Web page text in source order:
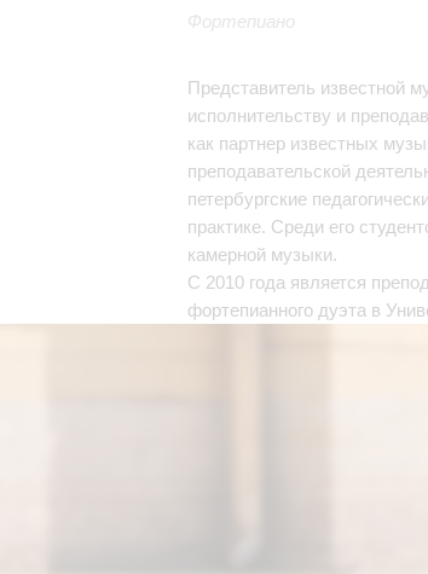
Фортепиано
Представитель известной
исполнительству и
как партнер известных
преподавательской
петербургские
практике. Среди его
камерной музыки.
С 2010 года является
фортепианного дуэта в